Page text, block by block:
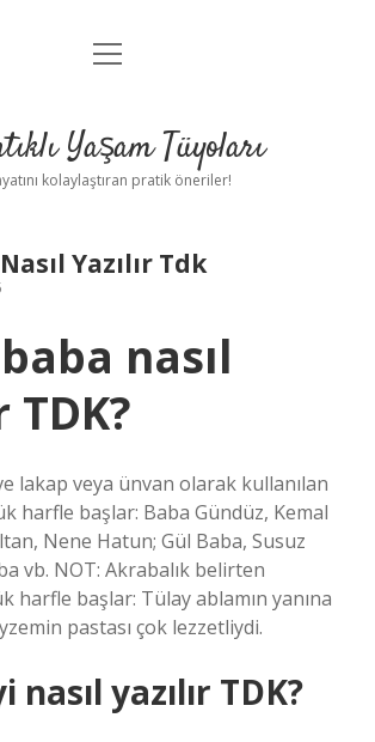
Anasayfa
Yasal Uyarı
menüyü
Yaşam Tüyoları
kolaylaştıran pratik öneriler!
Yazılır Tdk
nasıl
TDK?
lakap veya ünvan olarak kullanılan
harfle başlar: Baba Gündüz, Kemal
Nene Hatun; Gül Baba, Susuz
vb. NOT: Akrabalık belirten
harfle başlar: Tülay ablamın yanına
pastası çok lezzetliydi.
nasıl yazılır TDK?